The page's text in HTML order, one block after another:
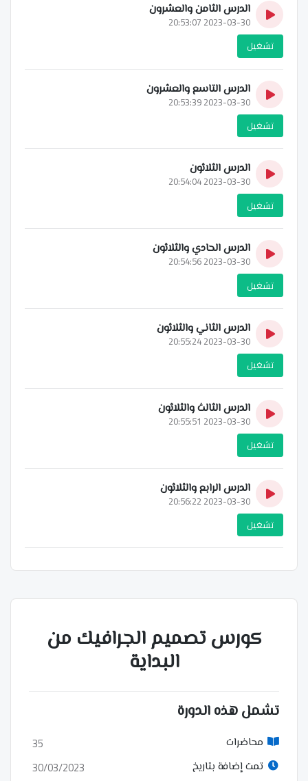
الدرس الثامن والعشرون
2023-03-30 20:53:07
تشغيل
الدرس التاسع والعشرون
2023-03-30 20:53:39
تشغيل
الدرس الثلاثون
2023-03-30 20:54:04
تشغيل
الدرس الحادي والثلاثون
2023-03-30 20:54:56
تشغيل
الدرس الثاني والثلاثون
2023-03-30 20:55:24
تشغيل
الدرس الثالث والثلاثون
2023-03-30 20:55:51
تشغيل
الدرس الرابع والثلاثون
2023-03-30 20:56:22
تشغيل
كورس تصميم الجرافيك من
البداية
تشمل هذه الدورة
محاضرات 35
تمت إضافة بتاريخ 30/03/2023